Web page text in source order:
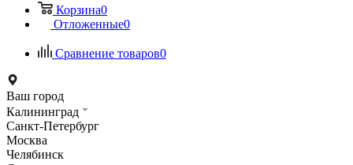
Корзина0
Отложенные0
Сравнение товаров0
Ваш город
Калининград
Санкт-Петербург
Москва
Челябинск